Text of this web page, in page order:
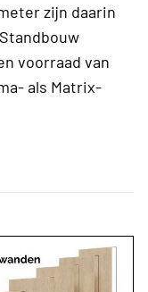
zijn daarin
voorraad van
als Matrix-